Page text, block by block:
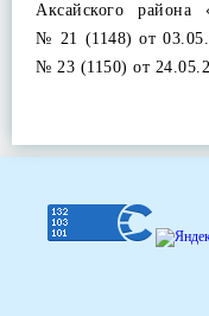
Аксайского района
№ 21 (1148) от
№ 23 (1150) от